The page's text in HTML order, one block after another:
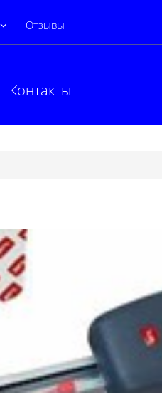
Отзывы
Контакты